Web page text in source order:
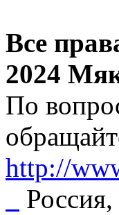
Все
2024
По
http://